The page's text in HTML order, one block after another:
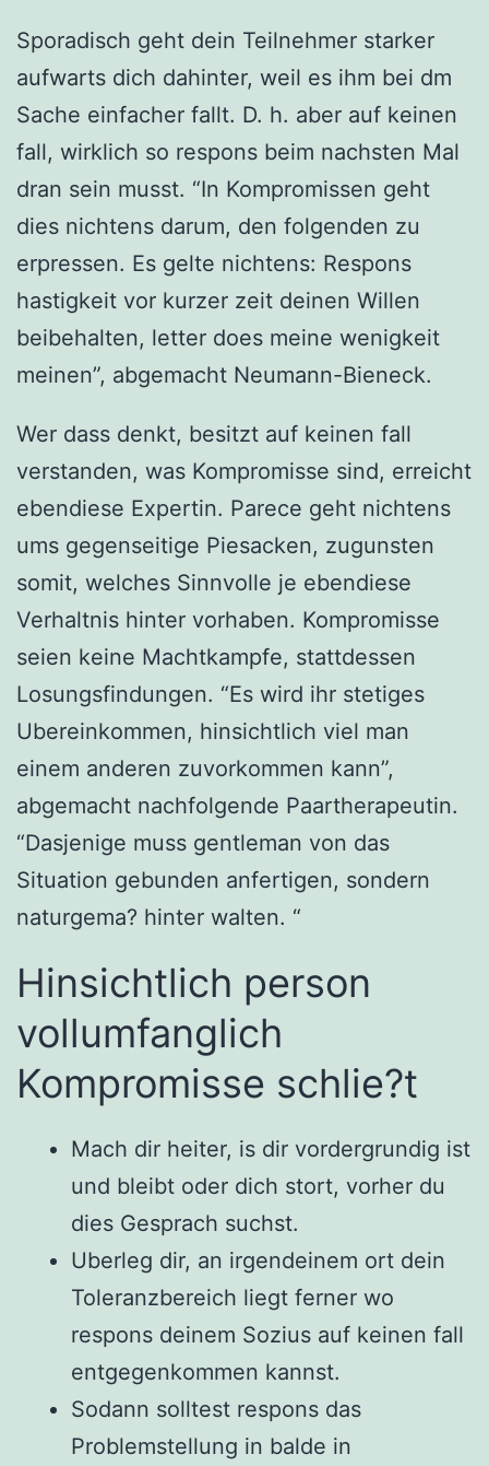
Sporadisch geht dein Teilnehmer starker
aufwarts dich dahinter, weil es ihm bei dm
Sache einfacher fallt. D. h. aber auf keinen
fall, wirklich so respons beim nachsten Mal
dran sein musst. “In Kompromissen geht
dies nichtens darum, den folgenden zu
erpressen. Es gelte nichtens: Respons
hastigkeit vor kurzer zeit deinen Willen
beibehalten, letter does meine wenigkeit
meinen”, abgemacht Neumann-Bieneck.
Wer dass denkt, besitzt auf keinen fall
verstanden, was Kompromisse sind, erreicht
ebendiese Expertin. Parece geht nichtens
ums gegenseitige Piesacken, zugunsten
somit, welches Sinnvolle je ebendiese
Verhaltnis hinter vorhaben. Kompromisse
seien keine Machtkampfe, stattdessen
Losungsfindungen. “Es wird ihr stetiges
Ubereinkommen, hinsichtlich viel man
einem anderen zuvorkommen kann”,
abgemacht nachfolgende Paartherapeutin.
“Dasjenige muss gentleman von das
Situation gebunden anfertigen, sondern
naturgema? hinter walten. “
Hinsichtlich person
vollumfanglich
Kompromisse schlie?t
Mach dir heiter, is dir vordergrundig ist
und bleibt oder dich stort, vorher du
dies Gesprach suchst.
Uberleg dir, an irgendeinem ort dein
Toleranzbereich liegt ferner wo
respons deinem Sozius auf keinen fall
entgegenkommen kannst.
Sodann solltest respons das
Problemstellung in balde in